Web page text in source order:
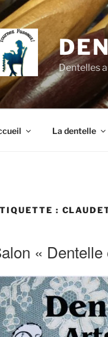
Dentelles
La dentelle
:
«